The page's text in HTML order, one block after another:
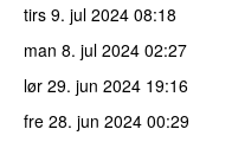
tirs 9. jul 2024 08:18
man 8. jul 2024 02:27
lør 29. jun 2024 19:16
fre 28. jun 2024 00:29